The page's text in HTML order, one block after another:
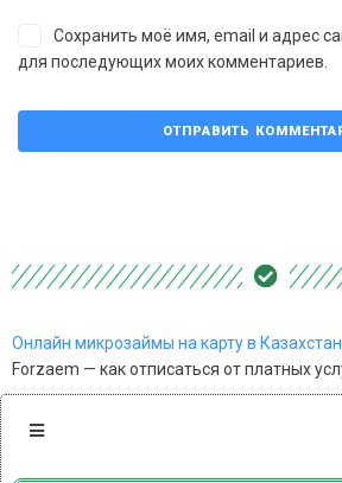
Сохранить моё имя, email и адрес
для последующих моих комментариев.
Онлайн микрозаймы на карту в
Forzaem — как отписаться от платных